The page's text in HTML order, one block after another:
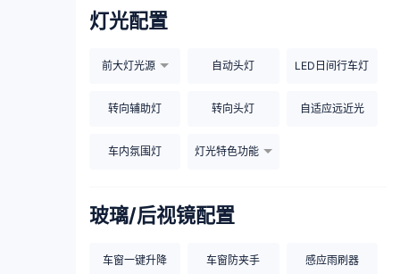
灯光配置
前大灯光源 自动头灯 LED日间行车灯
转向辅助灯 转向头灯 自适应远近光
车内氛围灯 灯光特色功能
玻璃/后视镜配置
车窗一键升降 车窗防夹手 感应雨刷器